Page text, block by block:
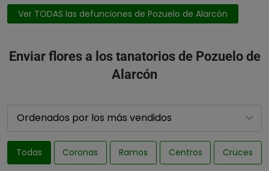
Ver TODAS las defunciones de Pozuelo de Alarcón
Enviar flores a los tanatorios de Pozuelo de
Alarcón
Todas Coronas Ramos Centros Cruces